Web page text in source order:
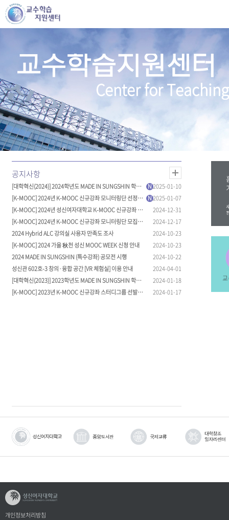
[대학혁신(2024)] 2024학년도 MADE IN SUNGSHIN 학습 노하우 및 수강 N2025-01-10
[K-MOOC] 2024년 K-MOOC 신규강좌 모니터링단 선정 결과 발표 N2025-01-07
[K-MOOC] 2024년 성신여자대학교 K-MOOC 신규강좌 개강 안내
2024-12-31
[K-MOOC] 2024년 K-MOOC 신규강좌 모니터링단 모집 (~25.01.05까지)
2024-12-17
2024 Hybrid ALC 강의실 사용자 만족도 조사
2024-10-23
[K-MOOC] 2024 가을 秋천 성신 MOOC WEEK 신청 안내
2024-10-23
2024 MADE IN SUNGSHIN (특수강좌) 공모전 시행
2024-10-22
성신관 602호-3 창의·융합 공간 [VR 체험실] 이용 안내
2024-04-01
[대학혁신(2023)] 2023학년도 MADE IN SUNGSHIN 학습 노하우 및 수강
2024-01-18
[K-MOOC] 2023년 K-MOOC 신규강좌 스터디그룹 선발 결과 발표
2024-01-17
교수학습지원센터
Center for
개인정보처리방침